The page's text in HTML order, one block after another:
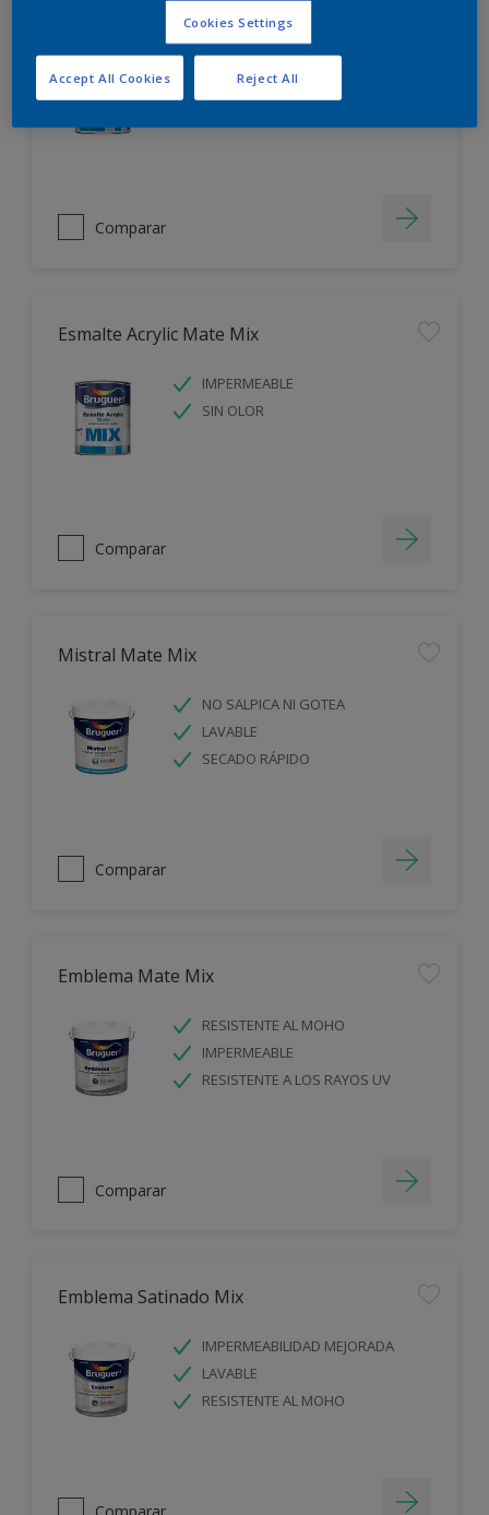
Esmalte Acrylic Brillante Mix
IMPERMEABLE
SIN OLOR
Comparar
Esmalte Acrylic Mate Mix
IMPERMEABLE
SIN OLOR
Comparar
Mistral Mate Mix
NO SALPICA NI GOTEA
LAVABLE
SECADO RÁPIDO
Comparar
Emblema Mate Mix
RESISTENTE AL MOHO
IMPERMEABLE
RESISTENTE A LOS RAYOS UV
Comparar
Emblema Satinado Mix
IMPERMEABILIDAD MEJORADA
LAVABLE
RESISTENTE AL MOHO
Comparar
Cookies Settings
Reject All
Accept All Cookies